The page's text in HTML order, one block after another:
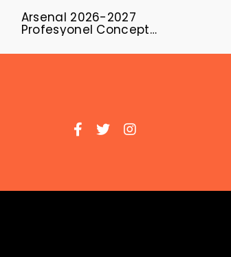
Arsenal 2026-2027
Profesyonel Concept